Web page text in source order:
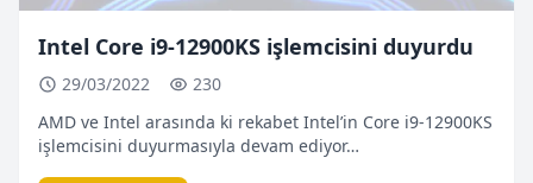
Intel Core i9-12900KS işlemcisini duyurdu
29/03/2022
230
AMD ve Intel arasında ki rekabet Intel’in Core i9-12900KS
işlemcisini duyurmasıyla devam ediyor…